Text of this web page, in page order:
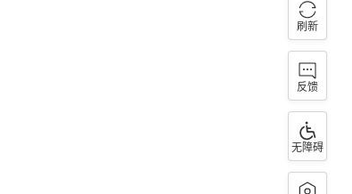
刷新
反馈
无障碍